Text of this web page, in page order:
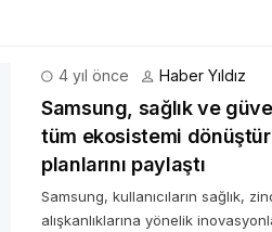
dönüştürecek yeni
yönelik inovasyonlarını ve